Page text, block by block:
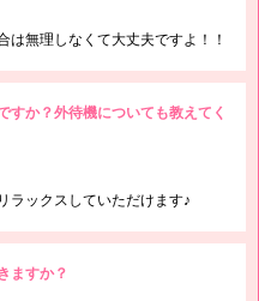
は無理しなくて大丈夫ですよ！！
すか？外待機についても教えてく
ラックスしていただけます♪
ますか？